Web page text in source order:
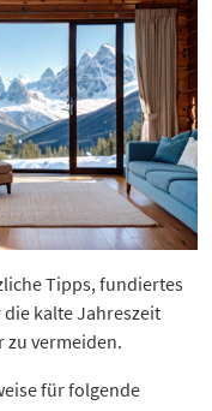
Tipps, fundiertes
kalte Jahreszeit
zu vermeiden.
für folgende